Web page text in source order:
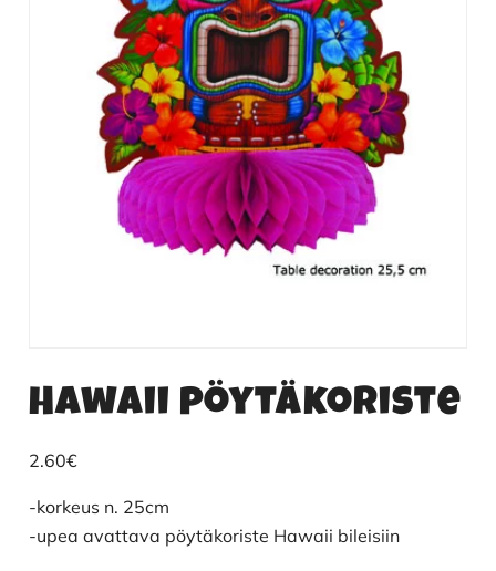
Hawaii pöytäkoriste
2.60€
-korkeus n. 25cm
-upea avattava pöytäkoriste Hawaii bileisiin